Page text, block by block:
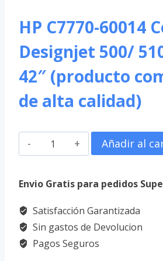
era:
86,87 €.
es:
32,67 €.
HP C7770-60014
Designjet 500/
42″ (producto
de alta calidad)
HP
C7770-
60014
Designjet
500/
510/
Añadir al
Envio Gratis para pedidos
Satisfacción Garantizada
Sin gastos de Devolucion
Pagos Seguros